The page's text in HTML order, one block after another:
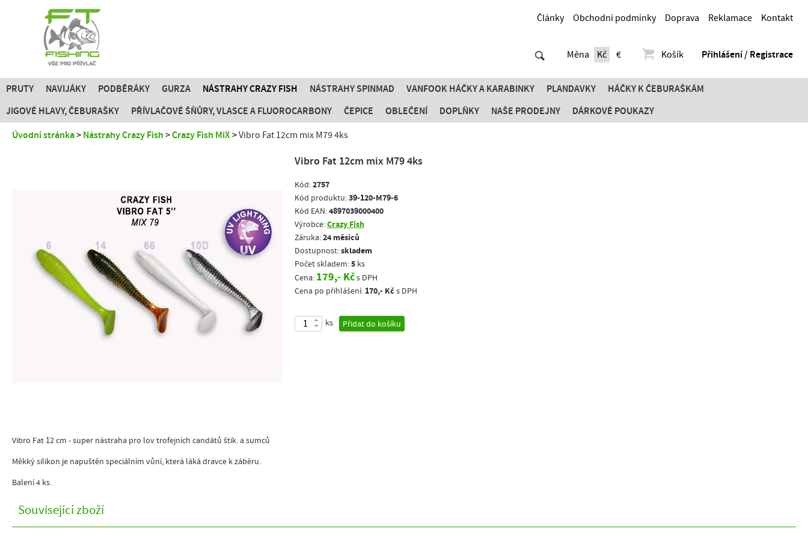
Články Obchodní podmínky Doprava Reklamace Kontakt
Měna Kč € Košík Přihlášení / Registrace
PRUTY NAVIJÁKY PODBĚRÁKY GURZA NÁSTRAHY CRAZY FISH NÁSTRAHY SPINMAD VANFOOK HÁČKY A KARABINKY PLANDAVKY HÁČKY K ČEBURAŠKÁM
JIGOVÉ HLAVY, ČEBURAŠKY PŘÍVLAČOVÉ ŠŇŮRY, VLASCE A FLUOROCARBONY ČEPICE OBLEČENÍ DOPLŇKY NAŠE PRODEJNY DÁRKOVÉ POUKAZY
Úvodní stránka Nástrahy Crazy Fish Crazy Fish MiX Vibro Fat 12cm mix M79 4ks
Vibro Fat 12cm mix M79 4ks
Kód:2757
Kód produktu:39-120-M79-6
Kód EAN:4897039000400
Výrobce:Crazy Fish
Záruka:24 měsíců
Dostupnost:skladem
Počet skladem:5 ks
Cena: 179,- Kčs DPH
Cena po přihlášení: 170,- Kč s DPH
ks Přidat do košíku
Vibro Fat 12 cm - super nástraha pro lov trofejních candátů štik. a sumců
Měkký silikon je napuštěn speciálním vůní, která láká dravce k záběru.
Balení 4 ks.
Související zboží